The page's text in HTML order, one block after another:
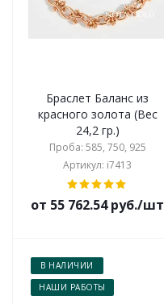
Браслет Баланс из
красного золота (Вес
24,2 гр.)
Проба: 585, 750, 925
Артикул: i7413
от 55 762.54 руб./шт
В НАЛИЧИИ
НАШИ РАБОТЫ